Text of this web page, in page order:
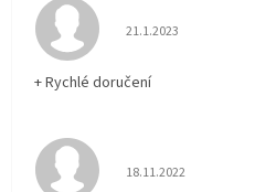
Hodnocení
21.1.2023
+ Rychlé doručení
Hodnocení
18.11.2022